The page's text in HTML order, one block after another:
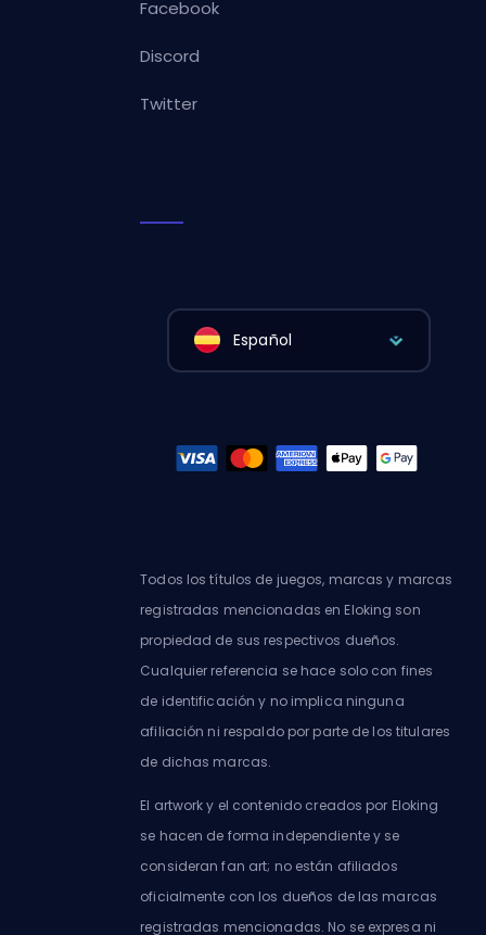
Facebook
Discord
Twitter
Español
Todos los títulos de juegos, marcas y marcas
registradas mencionadas en Eloking son
propiedad de sus respectivos dueños.
Cualquier referencia se hace solo con fines
de identificación y no implica ninguna
afiliación ni respaldo por parte de los titulares
de dichas marcas.
El artwork y el contenido creados por Eloking
se hacen de forma independiente y se
consideran fan art; no están afiliados
oficialmente con los dueños de las marcas
registradas mencionadas. No se expresa ni